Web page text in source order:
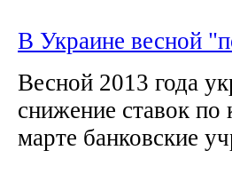
В Украине весной
Весной 2013 года
снижение ставок
марте банковские